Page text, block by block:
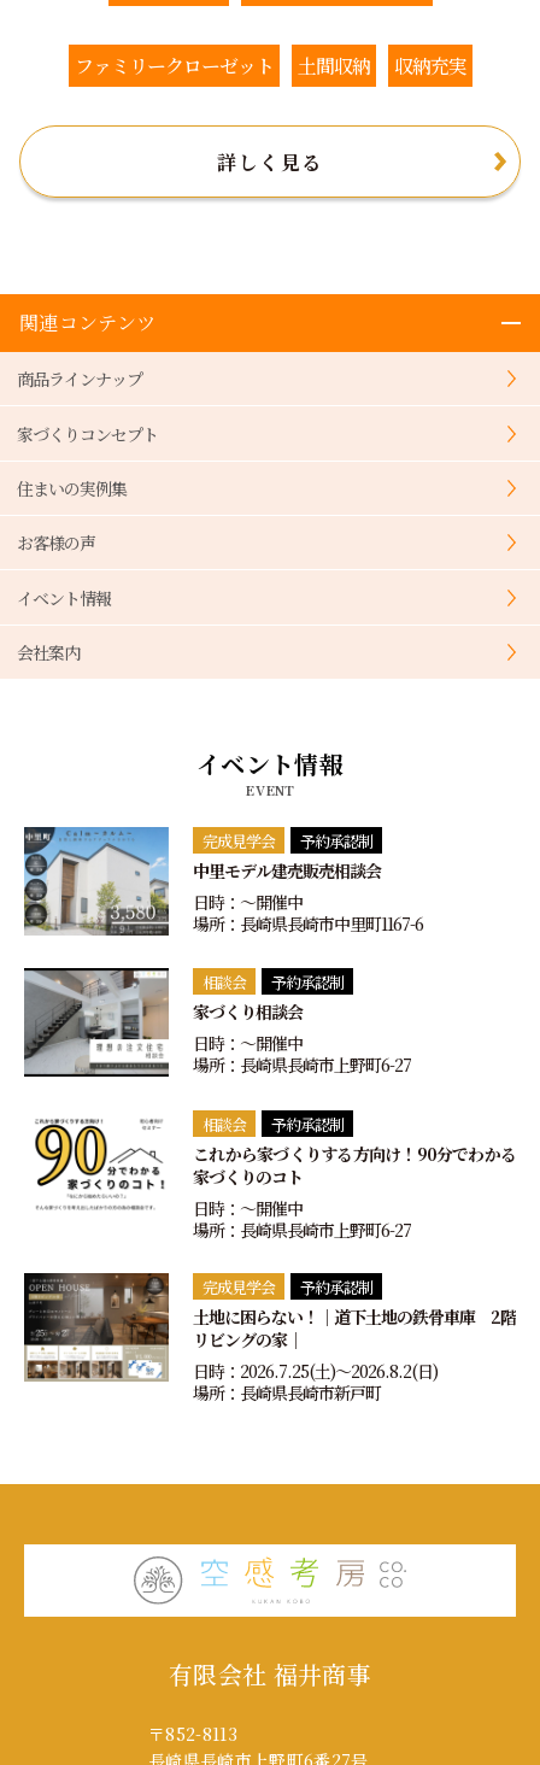
ファミリークローゼット 土間収納 収納充実
詳しく見る
関連コンテンツ
商品ラインナップ
家づくりコンセプト
住まいの実例集
お客様の声
イベント情報
会社案内
イベント情報
EVENT
完成見学会 予約承認制
中里モデル建売販売相談会
日時：〜開催中
場所：長崎県長崎市中里町1167-6
相談会 予約承認制
家づくり相談会
日時：〜開催中
場所：長崎県長崎市上野町6-27
相談会 予約承認制
これから家づくりする方向け！90分でわかる
家づくりのコト
日時：〜開催中
場所：長崎県長崎市上野町6-27
完成見学会 予約承認制
土地に困らない！｜道下土地の鉄骨車庫 2階
リビングの家｜
日時：2026.7.25(土)〜2026.8.2(日)
場所：長崎県長崎市新戸町
有限会社 福井商事
〒852-8113